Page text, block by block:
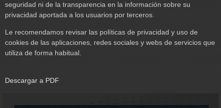
seguridad ni de la transparencia en la información sobre su
privacidad aportada a los usuarios por terceros.
Le recomendamos revisar las políticas de privacidad y uso de
cookies de las aplicaciones, redes sociales y webs de servicios que
utiliza de forma habitual.
Descargar a PDF